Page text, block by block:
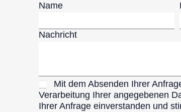
Name
Nachricht
Mit dem Absenden Ihrer
Verarbeitung Ihrer angegebenen
Ihrer Anfrage einverstanden und